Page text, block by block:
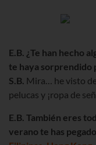
E.B. ¿Te han hecho
te haya sorprendido
S.B. Mira… he visto
pelucas y ¡ropa de
E.B. También eres
verano te has